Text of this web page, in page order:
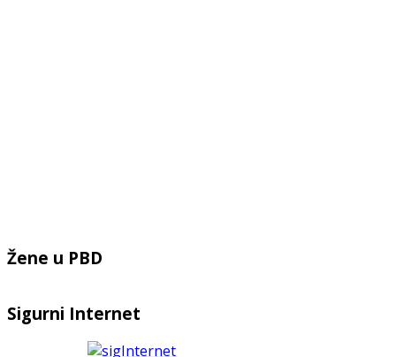
Žene u PBD
Sigurni Internet